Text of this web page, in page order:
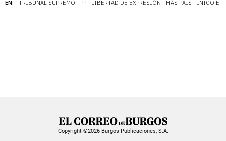
EN: TRIBUNAL SUPREMO PP LIBERTAD DE EXPRESIÓN MÁS PAÍS ÍÑIGO
Copyright ©2026 Burgos Publicaciones, S.A.